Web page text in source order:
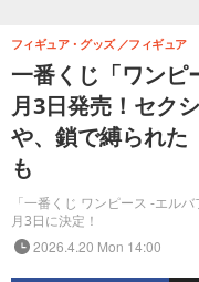
一番くじ「ワンピ
月3日発売！セク
や、鎖で縛られた
も
「一番くじ ワンピース -エル
月3日に決定！
フィギュア・グッズ フィギュア
2026.4.20 Mon 14:00